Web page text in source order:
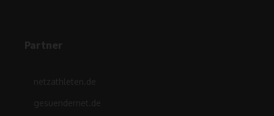
Partner
netzathleten.de
gesuendernet.de